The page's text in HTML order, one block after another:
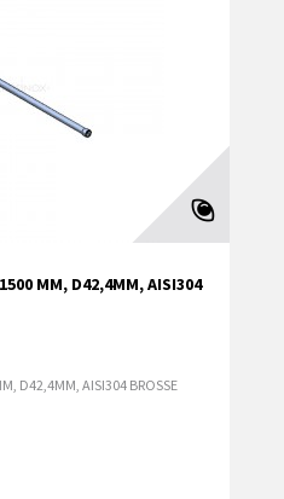
MM, D42,4MM, AISI304
D42,4MM, AISI304 BROSSE